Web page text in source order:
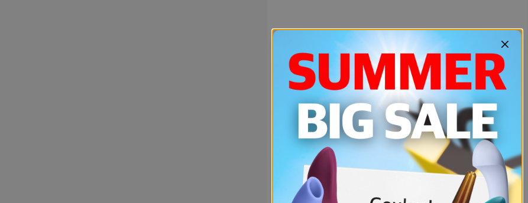
예상치 못한 에러입니다.